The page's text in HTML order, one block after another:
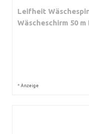
Leifheit
Wäscheschirm 50
* Anzeige